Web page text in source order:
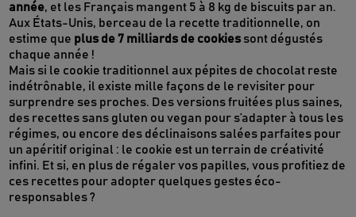
année, et les Français mangent 5 à 8 kg de biscuits par an.
Aux États-Unis, berceau de la recette traditionnelle, on
estime que plus de 7 milliards de cookies sont dégustés
chaque année !
Mais si le cookie traditionnel aux pépites de chocolat reste
indétrônable, il existe mille façons de le revisiter pour
surprendre ses proches. Des versions fruitées plus saines,
des recettes sans gluten ou vegan pour s’adapter à tous les
régimes, ou encore des déclinaisons salées parfaites pour
un apéritif original : le cookie est un terrain de créativité
infini. Et si, en plus de régaler vos papilles, vous profitiez de
ces recettes pour adopter quelques gestes éco-
responsables ?